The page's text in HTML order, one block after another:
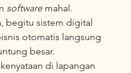
software mahal.
begitu sistem digital
otomatis langsung
besar.
di lapangan